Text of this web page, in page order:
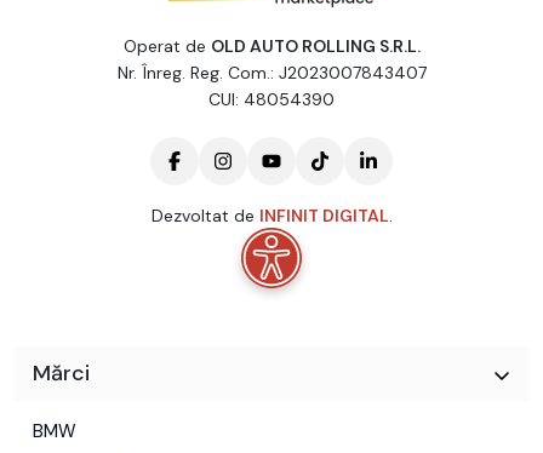
Operat de OLD AUTO ROLLING S.R.L.
Nr. Înreg. Reg. Com.: J2023007843407
CUI: 48054390
Dezvoltat de INFINIT DIGITAL.
Mărci
BMW